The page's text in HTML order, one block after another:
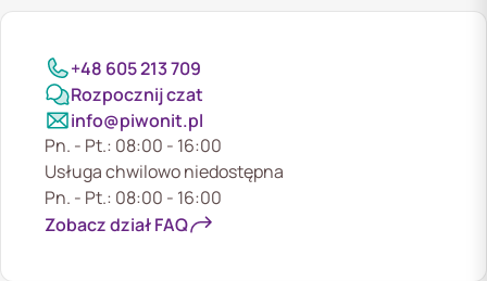
+48 605 213 709
Rozpocznij czat
info@piwonit.pl
Pn. - Pt.: 08:00 - 16:00
Usługa chwilowo niedostępna
Pn. - Pt.: 08:00 - 16:00
Zobacz dział FAQ